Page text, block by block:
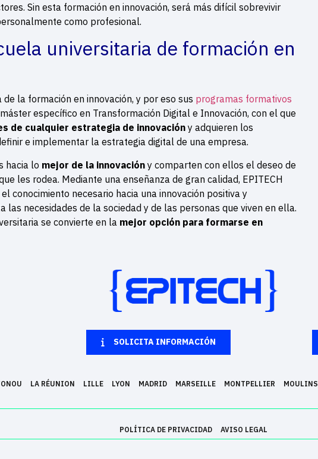
Sin esta formación en innovación, será más difícil sobrevivir
como profesional.
universitaria de formación en
la formación en innovación, y por eso sus programas formativos
específico en Transformación Digital e Innovación, con el que
de cualquier estrategia de innovación y adquieren los
e implementar la estrategia digital de una empresa.
hacia lo mejor de la innovación y comparten con ellos el deseo de
les rodea. Mediante una enseñanza de gran calidad, EPITECH
conocimiento necesario hacia una innovación positiva y
las necesidades de la sociedad y de las personas que viven en ella.
se convierte en la mejor opción para formarse en
SOLICITA INFORMACIÓN
LA RÉUNION LILLE LYON MADRID MARSEILLE MONTPELLIER MOULINS
POLÍTICA DE PRIVACIDAD AVISO LEGAL